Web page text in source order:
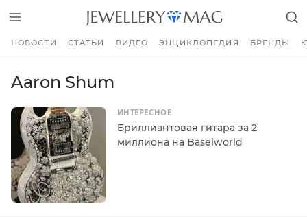
НОВОСТИ СТАТЬИ ВИДЕО ЭНЦИКЛОПЕДИЯ БРЕНДЫ
Aaron Shum
ИНТЕРЕСНОЕ
Бриллиантовая гитара за 2
миллиона на Baselworld